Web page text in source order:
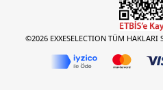
©2026 EXXESELECTION TÜM